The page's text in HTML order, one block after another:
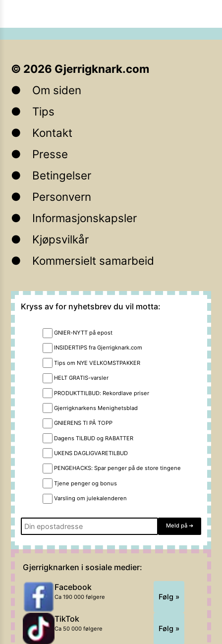
© 2026 Gjerrigknark.com
Om siden
Tips
Kontakt
Presse
Betingelser
Personvern
Informasjonskapsler
Kjøpsvilkår
Kommersielt samarbeid
Kryss av for nyhetsbrev du vil motta:
GNIER-NYTT på epost
INSIDERTIPS fra Gjerrigknark.com
Tips om NYE VELKOMSTPAKKER
HELT GRATIS-varsler
PRODUKTTILBUD: Rekordlave priser
Gjerrigknarkens Menighetsblad
GNIERENS TI PÅ TOPP
Dagens TILBUD og RABATTER
UKENS DAGLIGVARETILBUD
PENGEHACKS: Spar penger på de store tingene
Tjene penger og bonus
Varsling om julekalenderen
Meld på ➔
Gjerrigknarken i sosiale medier:
Facebook
Ca 190 000 følgere Følg »
TikTok
Ca 50 000 følgere Følg »